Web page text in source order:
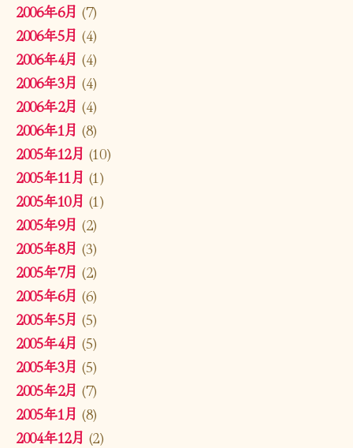
2006年6月 (7)
2006年5月 (4)
2006年4月 (4)
2006年3月 (4)
2006年2月 (4)
2006年1月 (8)
2005年12月 (10)
2005年11月 (1)
2005年10月 (1)
2005年9月 (2)
2005年8月 (3)
2005年7月 (2)
2005年6月 (6)
2005年5月 (5)
2005年4月 (5)
2005年3月 (5)
2005年2月 (7)
2005年1月 (8)
2004年12月 (2)